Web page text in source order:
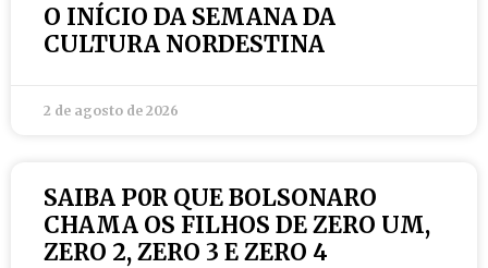
O INÍCIO DA SEMANA DA
CULTURA NORDESTINA
2 de agosto de 2026
SAIBA P0R QUE BOLSONARO
CHAMA OS FILHOS DE ZERO UM,
ZERO 2, ZERO 3 E ZERO 4